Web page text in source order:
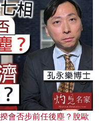
會否步前任後塵？脫歐